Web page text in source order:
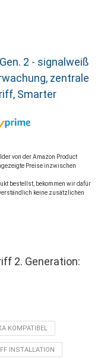
2 - signalweiß
zentrale
Smarter
von der Amazon Product
Preise inzwischen
bestellst, bekommen wir dafür
keine zusätzlichen
2. Generation:
KOMPATIBEL
INSTALLATION